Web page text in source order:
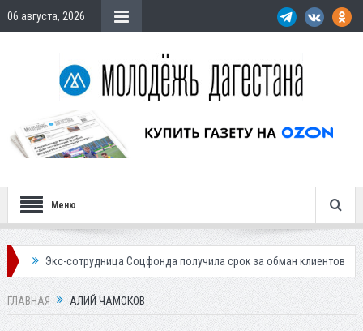
06 августа, 2026
Меню
сотрудница Соцфонда получила срок за обман клиентов Жителей
ГЛАВНАЯ АЛИЙ ЧАМОКОВ